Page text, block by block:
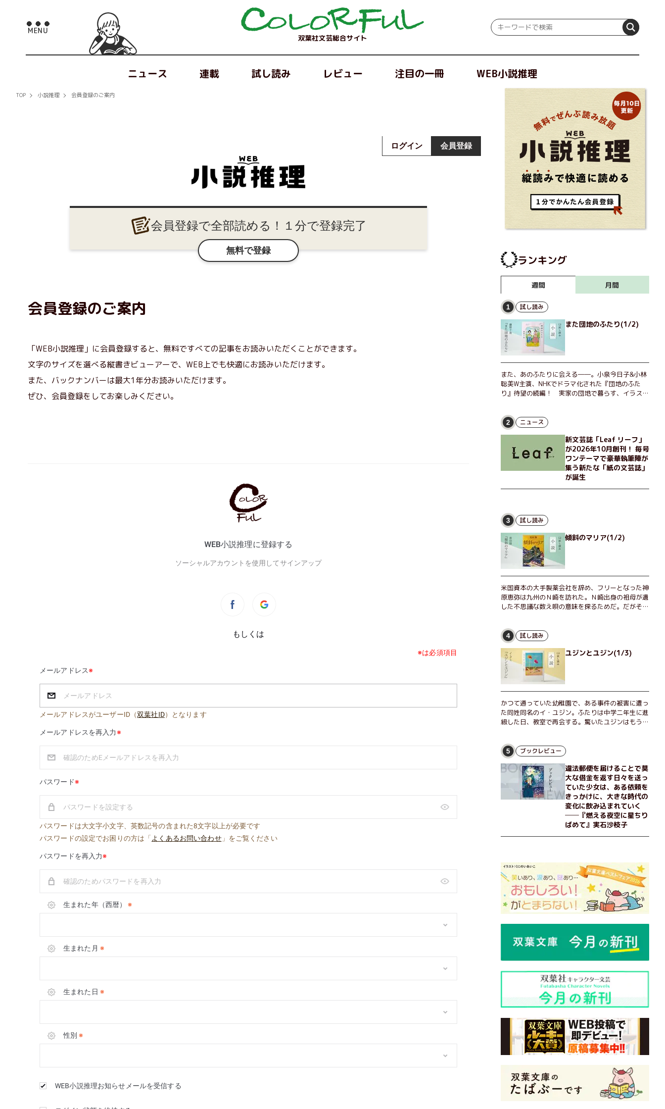
双葉社文芸総合サイト
ニュース 連載 試し読み レビュー 注目の一冊 WEB小説推理
TOP 小説推理 会員登録のご案内
ログイン 会員登録
会員登録で全部読める！１分で登録完了
無料で登録
会員登録のご案内
「WEB小説推理」に会員登録すると、無料ですべての記事をお読みいただくことができます。
文字のサイズを選べる縦書きビューアーで、WEB上でも快適にお読みいただけます。
また、バックナンバーは最大1年分お読みいただけます。
ぜひ、会員登録をしてお楽しみください。
ランキング
週間 月間
1 試し読み
また団地のふたり(1/2)
また、あのふたりに会える――。小泉今日子&小林
聡美W主演、NHKでドラマ化された『団地のふた
り』待望の続編！ 実家の団地で暮らす、イラスト
ょっとした贅沢を楽しんだり、近所のおばちゃんの
恋バナを聞いてあげたり、部屋でふたりだけの「台
湾映画祭」を催したり。50代独身、幼なじみの変
わらぬ友情とささやかな幸せの日々を描く。
2 ニュース
新文芸誌「Leaf リーフ」
が2026年10月創刊！ 毎号
ワンテーマで豪華執筆陣が
集う新たな「紙の文芸誌」
が誕生
3 試し読み
傾斜のマリア(1/2)
米国資本の大手製薬会社を辞め、フリーとなった神
原恵弥は九州のＮ崎を訪れた。Ｎ崎出身の祖母が遺
した不思議な数え唄の意味を探るためだ。だがそん
出島で見つかったある物質について博士の意見を聞
きたいという。恵弥は、まるで影のような存在の博
士とまみえることはできるのか？ そして、唄の歌
詞「かたむくマリア」に込められた秘密とは？ 謎
めいたラストが鮮烈な余韻を残すシリーズ第四作！
4 試し読み
ユジンとユジン(1/3)
かつて通っていた幼稚園で、ある事件の被害に遭っ
た同姓同名のイ・ユジン。ふたりは中学二年生に進
級した日、教室で再会する。驚いたユジンはもうひ
て……。韓国で世代を超えて愛され続け、35万部を
突破したベストセラー小説の邦訳版。
5 ブックレビュー
違法郵便を届けることで莫
大な借金を返す日々を送っ
ていた少女は、ある依頼を
きっかけに、大きな時代の
変化に飲み込まれていく
──『燃える夜空に星ちり
ばめて』実石沙枝子